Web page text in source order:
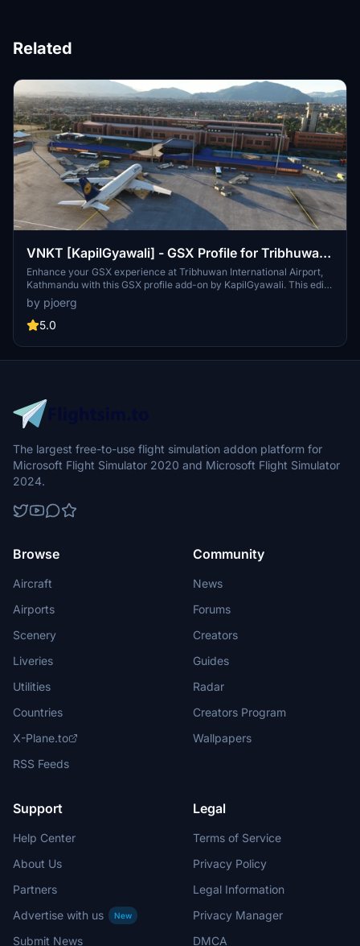
Related
VNKT [KapilGyawali] - GSX Profile for Tribhuwan
International Airport, Kathmandu, Nepal
Enhance your GSX experience at Tribhuwan International Airport,
Kathmandu with this GSX profile add-on by KapilGyawali. This edit
focuses on customizing main parking stands for smoother
functionality, addressing issues with colliding static objects and
passenger boarding. Please note that not all stands have been
your ground handling experience. Explore this add-on designed
specifically for the "Tribhuwan International Airport (VNKT) -
by pjoerg
5.0
The largest free-to-use flight simulation addon platform for
Microsoft Flight Simulator 2020 and Microsoft Flight Simulator
2024.
Browse
Aircraft
Airports
Scenery
Liveries
Utilities
Countries
X-Plane.to
RSS Feeds
Community
News
Forums
Creators
Guides
Radar
Creators Program
Wallpapers
Support
Help Center
About Us
Partners
Advertise with us
New
Submit News
Legal
Terms of Service
Privacy Policy
Legal Information
Privacy Manager
DMCA